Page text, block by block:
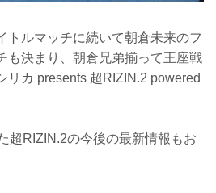
トルマッチに続いて朝倉未来のフ
も決まり、朝倉兄弟揃って王座戦
リカ presents 超RIZIN.2 powered
超RIZIN.2の今後の最新情報もお